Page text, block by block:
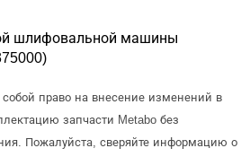
шлифовальной машины
собой право на внесение изменений в
запчасти Metabo без
Пожалуйста, сверяйте информацию о